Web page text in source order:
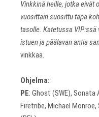
Vinkkinä heille, jotka eivät
vuosittain suosittu tapa
tasolle. Katetussa VIP:ssä
istuen ja päälavan antia
vinkkaa.
Ohjelma:
PE: Ghost (SWE),
Firetribe, Michael